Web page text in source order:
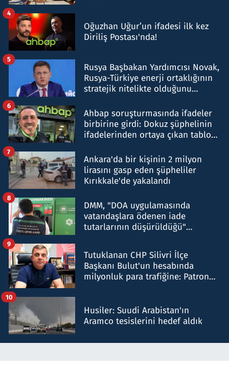
Oğuzhan Uğur’un ifadesi ilk kez
Diriliş Postası'nda!
4
Rusya Başbakan Yardımcısı Novak,
Rusya-Türkiye enerji ortaklığının
stratejik nitelikte olduğunu
5
Ahbap soruşturmasında ifadeler
birbirine girdi: Dokuz şüphelinin
ifadelerinden ortaya çıkan tablo
6
Ankara'da bir kişinin 2 milyon
lirasını gasp eden şüpheliler
Kırıkkale'de yakalandı
7
DMM, "DOA uygulamasında
vatandaşlara ödenen iade
tutarlarının düşürüldüğü"
8
Tutuklanan CHP Silivri İlçe
Başkanı Bulut'un hesabında
milyonluk para trafiğine: Patron
9
Husiler: Suudi Arabistan'ın
Aramco tesislerini hedef aldık
10